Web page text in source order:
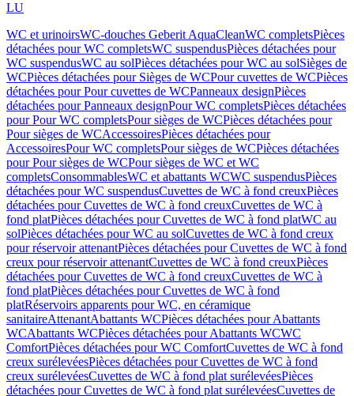
LU
WC et urinoirsWC-douches Geberit AquaCleanWC completsPièces
détachées pour WC completsWC suspendusPièces détachées pour
WC suspendusWC au solPièces détachées pour WC au solSièges de
WCPièces détachées pour Sièges de WCPour cuvettes de WCPièces
détachées pour Pour cuvettes de WCPanneaux designPièces
détachées pour Panneaux designPour WC completsPièces détachées
pour Pour WC completsPour sièges de WCPièces détachées pour
Pour sièges de WCAccessoiresPièces détachées pour
AccessoiresPour WC completsPour sièges de WCPièces détachées
pour Pour sièges de WCPour sièges de WC et WC
completsConsommablesWC et abattants WCWC suspendusPièces
détachées pour WC suspendusCuvettes de WC à fond creuxPièces
détachées pour Cuvettes de WC à fond creuxCuvettes de WC à
fond platPièces détachées pour Cuvettes de WC à fond platWC au
solPièces détachées pour WC au solCuvettes de WC à fond creux
pour réservoir attenantPièces détachées pour Cuvettes de WC à fond
creux pour réservoir attenantCuvettes de WC à fond creuxPièces
détachées pour Cuvettes de WC à fond creuxCuvettes de WC à
fond platPièces détachées pour Cuvettes de WC à fond
platRéservoirs apparents pour WC, en céramique
sanitaireAttenantAbattants WCPièces détachées pour Abattants
WCAbattants WCPièces détachées pour Abattants WCWC
ComfortPièces détachées pour WC ComfortCuvettes de WC à fond
creux surélevéesPièces détachées pour Cuvettes de WC à fond
creux surélevéesCuvettes de WC à fond plat surélevéesPièces
détachées pour Cuvettes de WC à fond plat surélevéesCuvettes de